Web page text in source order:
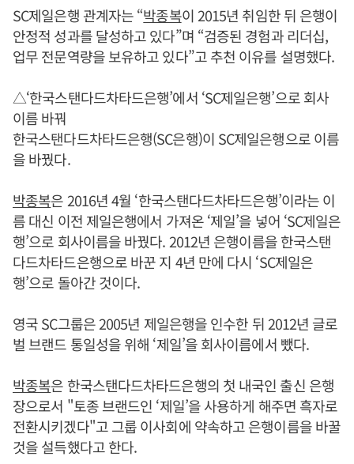
SC제일은행 관계자는 “박종복이 2015년 취임한 뒤 은행이
안정적 성과를 달성하고 있다”며 “검증된 경험과 리더십,
업무 전문역량을 보유하고 있다”고 추천 이유를 설명했다.
△‘한국스탠다드차타드은행’에서 ‘SC제일은행’으로 회사
이름 바꿔
한국스탠다드차타드은행(SC은행)이 SC제일은행으로 이름
을 바꿨다.
박종복은 2016년 4월 ‘한국스탠다드차타드은행’이라는 이
름 대신 이전 제일은행에서 가져온 ‘제일’을 넣어 ‘SC제일은
행’으로 회사이름을 바꿨다. 2012년 은행이름을 한국스탠
다드차타드은행으로 바꾼 지 4년 만에 다시 ‘SC제일은
행’으로 돌아간 것이다.
영국 SC그룹은 2005년 제일은행을 인수한 뒤 2012년 글로
벌 브랜드 통일성을 위해 ‘제일’을 회사이름에서 뺐다.
박종복은 한국스탠다드차타드은행의 첫 내국인 출신 은행
장으로서 "토종 브랜드인 ‘제일’을 사용하게 해주면 흑자로
전환시키겠다"고 그룹 이사회에 약속하고 은행이름을 바꿀
것을 설득했다고 한다.